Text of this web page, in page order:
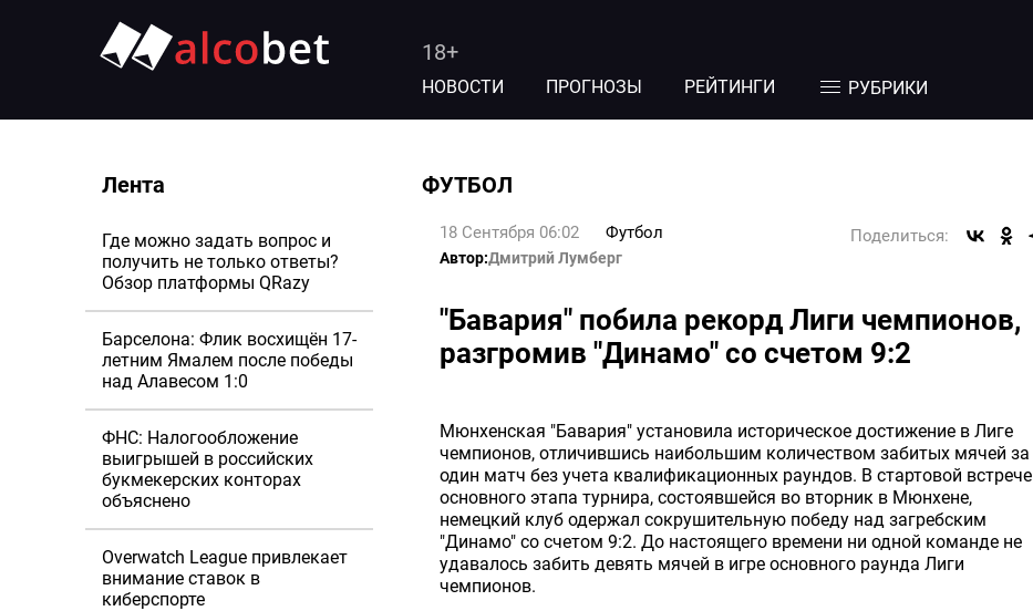
18+
НОВОСТИ ПРОГНОЗЫ РЕЙТИНГИ РУБРИКИ
Лента
Где можно задать вопрос и
получить не только ответы?
Обзор платформы QRazy
Барселона: Флик восхищён 17-
летним Ямалем после победы
над Алавесом 1:0
ФНС: Налогообложение
выигрышей в российских
букмекерских конторах
объяснено
Overwatch League привлекает
внимание ставок в
киберспорте
ФУТБОЛ
18 Сентября 06:02 Футбол Поделиться:
Автор:Дмитрий Лумберг
"Бавария" побила рекорд Лиги чемпионов,
разгромив "Динамо" со счетом 9:2
Мюнхенская "Бавария" установила историческое достижение в Лиге
чемпионов, отличившись наибольшим количеством забитых мячей за
один матч без учета квалификационных раундов. В стартовой встрече
основного этапа турнира, состоявшейся во вторник в Мюнхене,
немецкий клуб одержал сокрушительную победу над загребским
"Динамо" со счетом 9:2. До настоящего времени ни одной команде не
удавалось забить девять мячей в игре основного раунда Лиги
чемпионов.